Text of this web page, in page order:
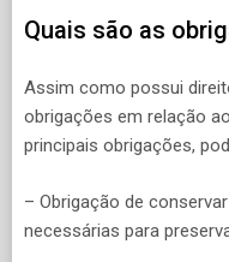
Quais são as
Assim como possui
obrigações em relação
principais obrigações,
– Obrigação de
necessárias para